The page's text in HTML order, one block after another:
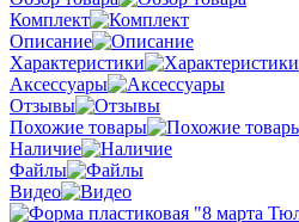
Комплект
Описание
Характеристики
Аксессуары
Отзывы
Похожие товары
Наличие
Файлы
Видео